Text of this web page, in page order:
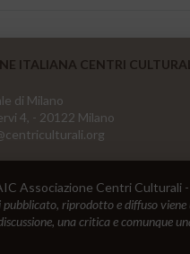
ITALIANA CENTRI
di Milano
4, - 20122 Milano
Associazione Centri
riprodotto e diffuso
una critica e comunque